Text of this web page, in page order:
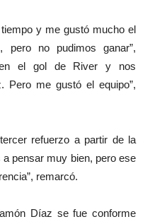
y me gustó mucho el
pero no pudimos ganar”,
en el gol de River y nos
Pero me gustó el equipo”,
refuerzo a partir de la
pensar muy bien, pero ese
remarcó.
Díaz se fue conforme